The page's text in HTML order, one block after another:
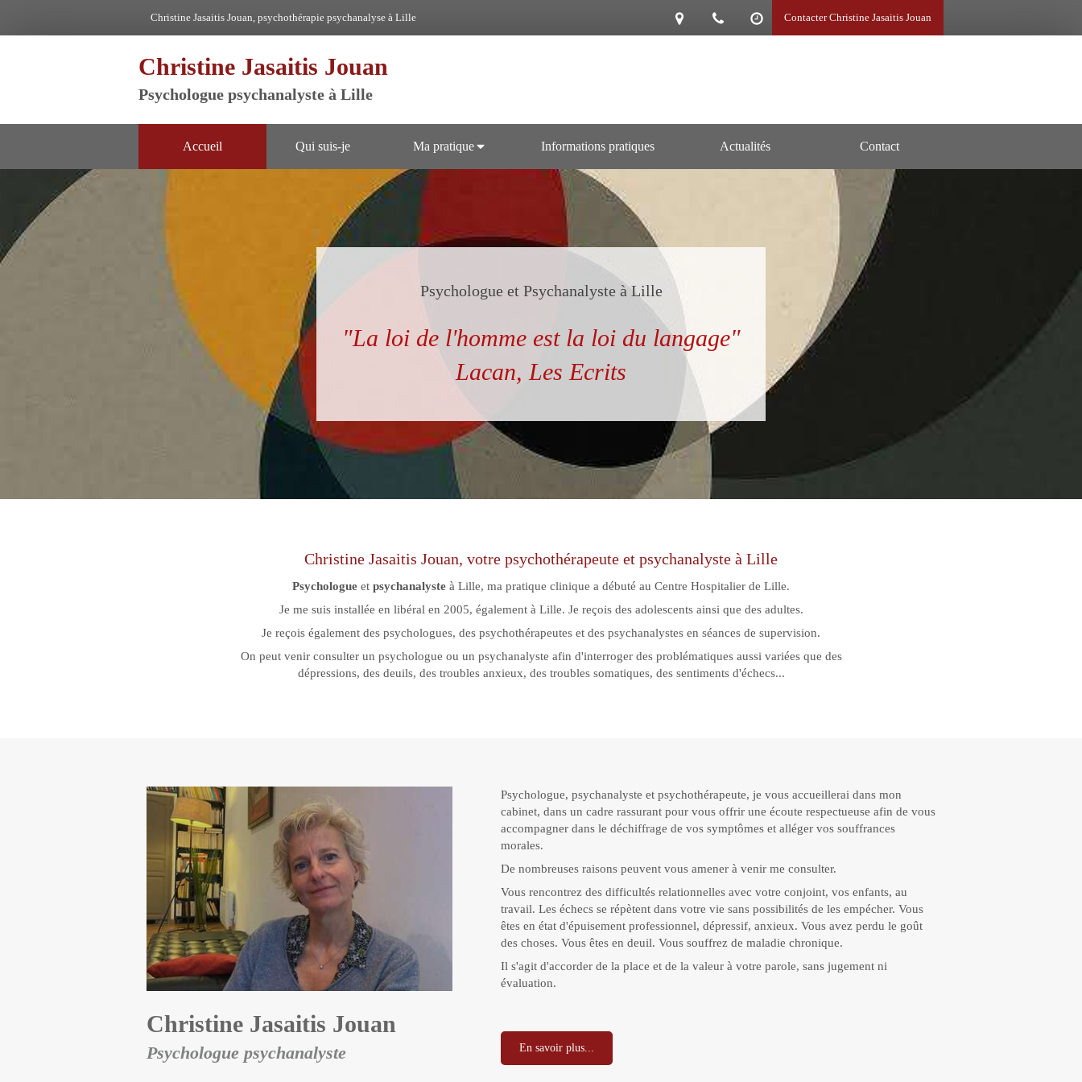
Christine Jasaitis Jouan, psychothérapie psychanalyse à Lille Contacter Christine Jasaitis Jouan
Christine Jasaitis Jouan
Psychologue psychanalyste à Lille
Accueil Qui suis-je Ma pratique Informations pratiques Actualités Contact
Psychologue et Psychanalyste à Lille
"La loi de l'homme est la loi du langage"
Lacan, Les Ecrits
Christine Jasaitis Jouan, votre psychothérapeute et psychanalyste à Lille
Psychologue et psychanalyste à Lille, ma pratique clinique a débuté au Centre Hospitalier de Lille.
Je me suis installée en libéral en 2005, également à Lille. Je reçois des adolescents ainsi que des adultes.
Je reçois également des psychologues, des psychothérapeutes et des psychanalystes en séances de supervision.
On peut venir consulter un psychologue ou un psychanalyste afin d'interroger des problématiques aussi variées que des
dépressions, des deuils, des troubles anxieux, des troubles somatiques, des sentiments d'échecs...
Christine Jasaitis Jouan
Psychologue psychanalyste
Psychologue, psychanalyste et psychothérapeute, je vous accueillerai dans mon
cabinet, dans un cadre rassurant pour vous offrir une écoute respectueuse afin de vous
accompagner dans le déchiffrage de vos symptômes et alléger vos souffrances
morales.
De nombreuses raisons peuvent vous amener à venir me consulter.
Vous rencontrez des difficultés relationnelles avec votre conjoint, vos enfants, au
travail. Les échecs se répètent dans votre vie sans possibilités de les empécher. Vous
êtes en état d'épuisement professionnel, dépressif, anxieux. Vous avez perdu le goût
des choses. Vous êtes en deuil. Vous souffrez de maladie chronique.
Il s'agit d'accorder de la place et de la valeur à votre parole, sans jugement ni
évaluation.
En savoir plus...